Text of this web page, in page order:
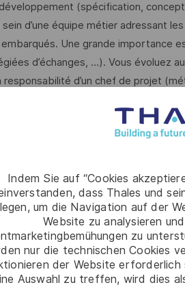
Indem Sie auf “Cookies
dass Thales und
um die Navigation auf der
Website zu analysieren
zu
nur die technischen Cookies
der Website
Auswahl zu treffen, wird dies
(spécification,
d’une équipe métier adressant
Une grande importance
d’échanges, …). Vous évoluez
d’un chef de projet
SSI, IVVQ bancs de
(cycle en V) ainsi que la
de besoin afin d’établir une
(FPGA & SoC).
numériques et/ou
thermiques, CEM, en lien